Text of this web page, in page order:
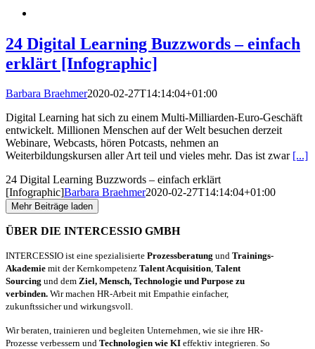
24 Digital Learning Buzzwords – einfach
erklärt [Infographic]
Barbara Braehmer2020-02-27T14:14:04+01:00
Digital Learning hat sich zu einem Multi-Milliarden-Euro-Geschäft
entwickelt. Millionen Menschen auf der Welt besuchen derzeit
Webinare, Webcasts, hören Potcasts, nehmen an
Weiterbildungskursen aller Art teil und vieles mehr. Das ist zwar [...]
24 Digital Learning Buzzwords – einfach erklärt
[Infographic]Barbara Braehmer2020-02-27T14:14:04+01:00
Mehr Beiträge laden
ÜBER DIE INTERCESSIO GMBH
INTERCESSIO ist eine spezialisierte Prozessberatung und Trainings-
Akademie mit der Kernkompetenz Talent Acquisition Talent
Sourcing und dem Ziel, Mensch, Technologie und Purpose zu
verbinden. Wir machen HR-Arbeit mit Empathie einfacher,
zukunftssicher und wirkungsvoll.
Wir beraten, trainieren und begleiten Unternehmen, wie sie ihre HR-
Prozesse verbessern und Technologien wie KI effektiv integrieren. So